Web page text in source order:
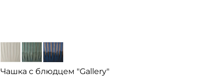
Чашка с блюдцем "Gallery"